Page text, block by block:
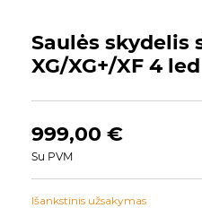
Saulės skydelis
XG/XG+/XF 4 led
999,00 €
Su PVM
Išankstinis užsakymas